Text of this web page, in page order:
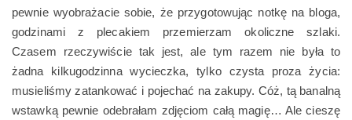
pewnie wyobrażacie sobie, że przygotowując notkę na bloga,
godzinami z plecakiem przemierzam okoliczne szlaki.
Czasem rzeczywiście tak jest, ale tym razem nie była to
żadna kilkugodzinna wycieczka, tylko czysta proza życia:
musieliśmy zatankować i pojechać na zakupy. Cóż, tą banalną
wstawką pewnie odebrałam zdjęciom całą magię… Ale cieszę